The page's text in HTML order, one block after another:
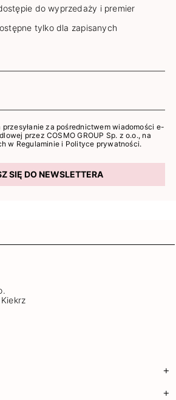
do wyprzedaży i premier
tylko dla zapisanych
przesyłanie za pośrednictwem wiadomości e-
przez COSMO GROUP Sp. z o.o., na
w Regulaminie i Polityce prywatności.
SIĘ DO NEWSLETTERA
+
+